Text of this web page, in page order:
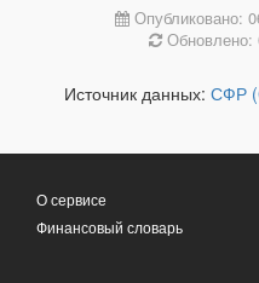
Опубликовано:
Обновлено:
Источник данных: СФР
О сервисе
Финансовый словарь